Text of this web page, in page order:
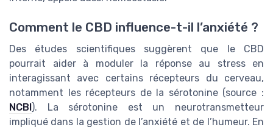
Comment le CBD influence-t-il l’anxiété ?
Des études scientifiques suggèrent que le CBD
pourrait aider à moduler la réponse au stress en
interagissant avec certains récepteurs du cerveau,
notamment les récepteurs de la sérotonine (source :
NCBI ). La sérotonine est un neurotransmetteur
impliqué dans la gestion de l’anxiété et de l’humeur. En